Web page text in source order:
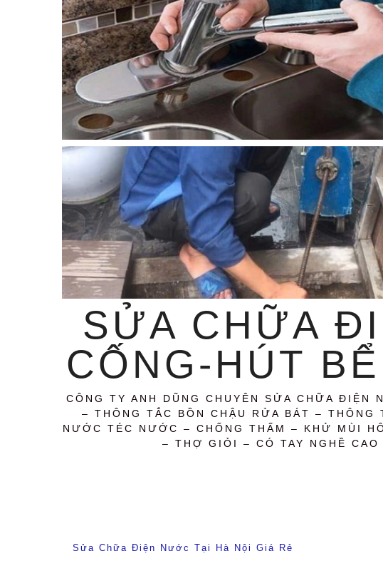
SỬA CHỮA
CỐNG-HÚT
CÔNG TY ANH DŨNG CHUYÊN SỬA CHỮA
– THÔNG TẮC BỒN CHẬU RỬA BÁT –
NƯỚC TÉC NƯỚC – CHỐNG THẤM – KHỬ MÙI
– THỢ GIỎI – CÓ TAY NGHỀ
Sửa Chữa Điện Nước Tại Hà Nội Giá Rẻ